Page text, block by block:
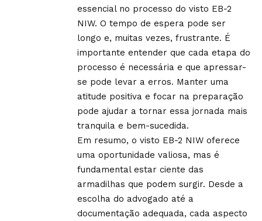
essencial no processo do visto EB-2
NIW. O tempo de espera pode ser
longo e, muitas vezes, frustrante. É
importante entender que cada etapa do
processo é necessária e que apressar-
se pode levar a erros. Manter uma
atitude positiva e focar na preparação
pode ajudar a tornar essa jornada mais
tranquila e bem-sucedida.
Em resumo, o visto EB-2 NIW oferece
uma oportunidade valiosa, mas é
fundamental estar ciente das
armadilhas que podem surgir. Desde a
escolha do advogado até a
documentação adequada, cada aspecto